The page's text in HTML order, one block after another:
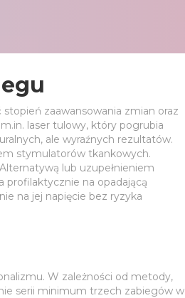
zaawansowania zmian oraz
laser tulowy, który pogrubia
ale wyraźnych rezultatów.
stymulatorów tkankowych.
lub uzupełnieniem
profilaktycznie na opadającą
na jej napięcie bez ryzyka
W zależności od metody,
serii minimum trzech zabiegów w